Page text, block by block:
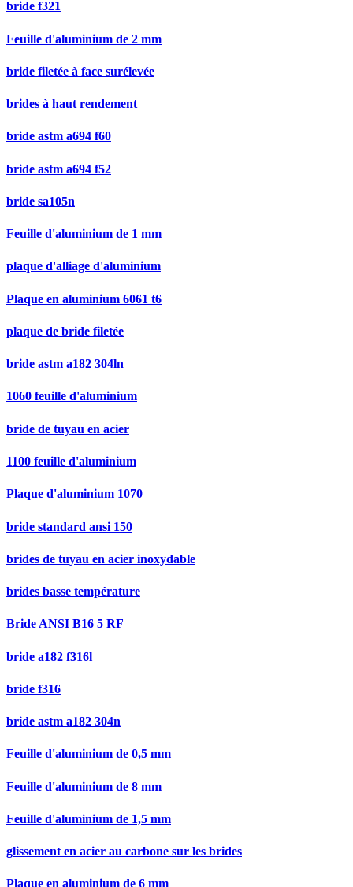
bride f321
Feuille d'aluminium de 2 mm
bride filetée à face surélevée
brides à haut rendement
bride astm a694 f60
bride astm a694 f52
bride sa105n
Feuille d'aluminium de 1 mm
plaque d'alliage d'aluminium
Plaque en aluminium 6061 t6
plaque de bride filetée
bride astm a182 304ln
1060 feuille d'aluminium
bride de tuyau en acier
1100 feuille d'aluminium
Plaque d'aluminium 1070
bride standard ansi 150
brides de tuyau en acier inoxydable
brides basse température
Bride ANSI B16 5 RF
bride a182 f316l
bride f316
bride astm a182 304n
Feuille d'aluminium de 0,5 mm
Feuille d'aluminium de 8 mm
Feuille d'aluminium de 1,5 mm
glissement en acier au carbone sur les brides
Plaque en aluminium de 6 mm